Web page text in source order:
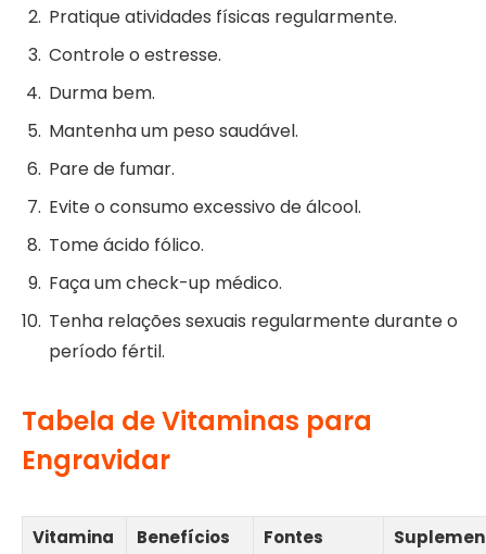
Pratique atividades físicas regularmente.
Controle o estresse.
Durma bem.
Mantenha um peso saudável.
Pare de fumar.
Evite o consumo excessivo de álcool.
Tome ácido fólico.
Faça um check-up médico.
Tenha relações sexuais regularmente durante o
período fértil.
Tabela de Vitaminas para
Engravidar
Vitamina Benefícios
Fontes